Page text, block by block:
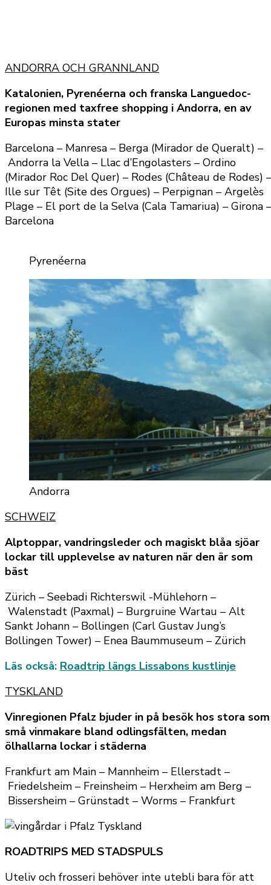
ANDORRA OCH GRANNLAND
Katalonien, Pyrenéerna och franska Languedoc-
regionen med taxfree shopping i Andorra, en av
Europas minsta stater
Barcelona – Manresa – Berga (Mirador de Queralt) –
Andorra la Vella – Llac d’Engolasters – Ordino
(Mirador Roc Del Quer) – Rodes (Château de Rodes) –
Ille sur Têt (Site des Orgues) – Perpignan – Argelès
Plage – El port de la Selva (Cala Tamariua) – Girona –
Barcelona
Pyrenéerna
Andorra
SCHWEIZ
Alptoppar, vandringsleder och magiskt blåa sjöar
lockar till upplevelse av naturen när den är som
bäst
Zürich – Seebadi Richterswil -Mühlehorn –
Walenstadt (Paxmal) – Burgruine Wartau – Alt
Sankt Johann – Bollingen (Carl Gustav Jung’s
Bollingen Tower) – Enea Baummuseum – Zürich
Läs också: Roadtrip längs Lissabons kustlinje
TYSKLAND
Vinregionen Pfalz bjuder in på besök hos stora som
små vinmakare bland odlingsfälten, medan
ölhallarna lockar i städerna
Frankfurt am Main – Mannheim – Ellerstadt –
Friedelsheim – Freinsheim – Herxheim am Berg –
Bissersheim – Grünstadt – Worms – Frankfurt
ROADTRIPS MED STADSPULS
Uteliv och frosseri behöver inte utebli bara för att